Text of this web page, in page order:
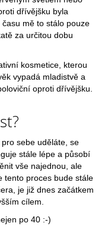
dřívějšku byla
mě to stálo pouze
za určitou dobu
kosmetice, kterou
vypadá mladistvě a
oproti dřívějšku.
sebe uděláte, se
stále lépe a působí
vše najednou, ale
tento proces bude stále
je již dnes začátkem
cílem.
po 40 :-)